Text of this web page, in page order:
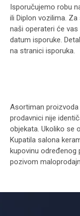
Isporučujemo robu
ili Diplon vozilima.
naši operateri će
datum isporuke.
na stranici isporuka.
Asortiman
prodavnici nije
objekata. Ukoliko se
Kupatila salona
kupovinu
pozivom